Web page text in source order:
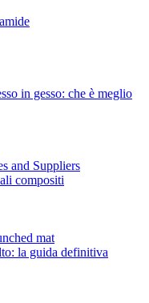
in gesso: che è meglio
compositi
la guida definitiva